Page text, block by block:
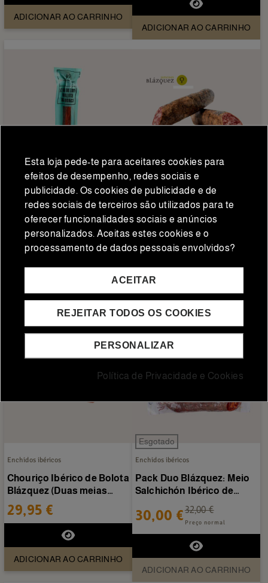
ADICIONAR AO CARRINHO
ADICIONAR AO CARRINHO
Enchidos ibéricos
Ibérico - Sánchez Romero
Carvajal
31,90 €
ADICIONAR AO CARRINHO
Enchidos ibéricos
Salpicão Ibérico de Bolota
Blázquez (Duas metades)
29,95 €
ADICIONAR AO CARRINHO
Enchidos ibéricos
Chouriço Ibérico de Bolota
Blázquez (Duas meias
peças)
29,95 €
ADICIONAR AO CARRINHO
Esgotado
Enchidos ibéricos
Pack Duo Blázquez: Meio
Salchichón Ibérico de
30,00 €32,00 €
Preço normal
ADICIONAR AO CARRINHO
Esta loja pede-te para aceitares cookies para
efeitos de desempenho, redes sociais e
publicidade. Os cookies de publicidade e de
redes sociais de terceiros são utilizados para te
oferecer funcionalidades sociais e anúncios
personalizados. Aceitas estes cookies e o
processamento de dados pessoais envolvidos?
ACEITAR
REJEITAR TODOS OS COOKIES
PERSONALIZAR
Política de Privacidade e Cookies